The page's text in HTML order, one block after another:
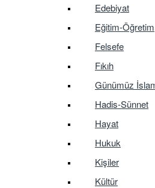
Edebiyat
Eğitim-Öğretim
Felsefe
Fıkıh
Günümüz
Hadis-Sünnet
Hayat
Hukuk
Kişiler
Kültür